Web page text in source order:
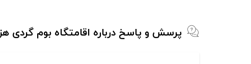
پرسش و پاسخ درباره اقامتگاه بوم